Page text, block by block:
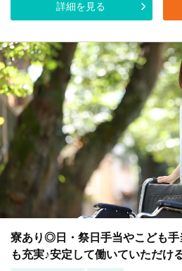
詳細を見る
寮あり◎日・祭日手当やこども手
も充実♪安定して働いていただけ